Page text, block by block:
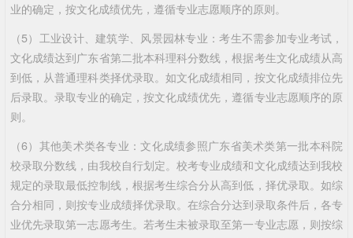
业的确定，按文化成绩优先，遵循专业志愿顺序的原则。
（5）工业设计、建筑学、风景园林专业：考生不需参加专业考试，
文化成绩达到广东省第二批本科理科分数线，根据考生文化成绩从高
到低，从普通理科类择优录取。如文化成绩相同，按文化成绩排位先
后录取。录取专业的确定，按文化成绩优先，遵循专业志愿顺序的原
则。
（6）其他美术类各专业：文化成绩参照广东省美术类第一批本科院
校录取分数线，由我校自行划定。校考专业成绩和文化成绩达到我校
规定的录取最低控制线，根据考生综合分从高到低，择优录取。如综
合分相同，则按专业成绩择优录取。在综合分达到录取条件后，各专
业优先录取第一志愿考生。若考生未被录取至第一专业志愿，则按综